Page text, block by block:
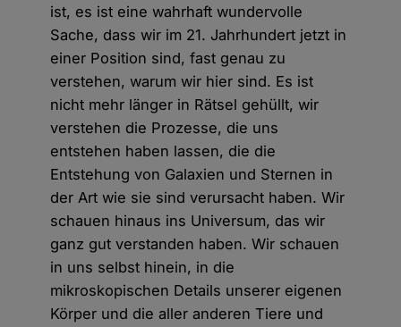
ist, es ist eine wahrhaft wundervolle
Sache, dass wir im 21. Jahrhundert jetzt in
einer Position sind, fast genau zu
verstehen, warum wir hier sind. Es ist
nicht mehr länger in Rätsel gehüllt, wir
verstehen die Prozesse, die uns
entstehen haben lassen, die die
Entstehung von Galaxien und Sternen in
der Art wie sie sind verursacht haben. Wir
schauen hinaus ins Universum, das wir
ganz gut verstanden haben. Wir schauen
in uns selbst hinein, in die
mikroskopischen Details unserer eigenen
Körper und die aller anderen Tiere und